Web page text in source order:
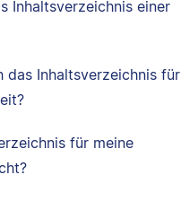
Inhaltsverzeichnis einer
das Inhaltsverzeichnis für
für meine